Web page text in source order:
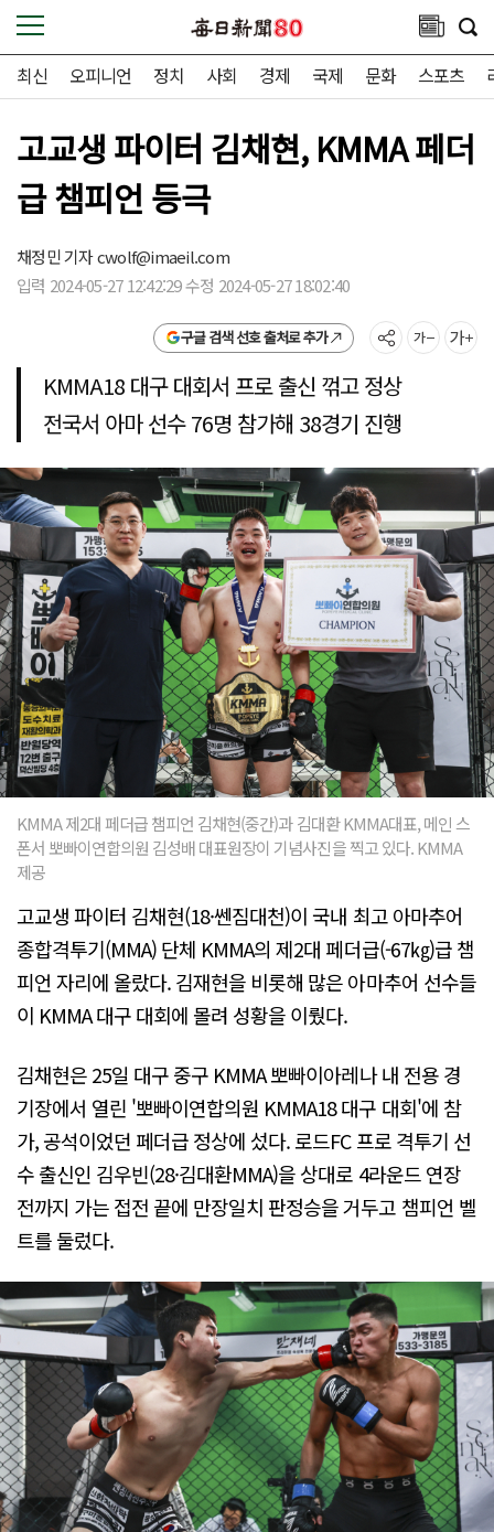
최신 오피니언 정치 사회 경제 국제 문화 스포츠
고교생 파이터 김채현, KMMA 페더
급 챔피언 등극
채정민 기자cwolf@imaeil.com
입력 2024-05-27 12:42:29 수정 2024-05-27 18:02:40
구글 검색 선호 출처로 추가
KMMA18 대구 대회서 프로 출신 꺾고 정상
전국서 아마 선수 76명 참가해 38경기 진행
KMMA 제2대 페더급 챔피언 김채현(중간)과 김대환 KMMA대표, 메인 스
폰서 뽀빠이연합의원 김성배 대표원장이 기념사진을 찍고 있다. KMMA
제공
고교생 파이터 김채현(18·쎈짐대천)이 국내 최고 아마추어
종합격투기(MMA) 단체 KMMA의 제2대 페더급(-67㎏)급 챔
피언 자리에 올랐다. 김재현을 비롯해 많은 아마추어 선수들
이 KMMA 대구 대회에 몰려 성황을 이뤘다.
김채현은 25일 대구 중구 KMMA 뽀빠이아레나 내 전용 경
기장에서 열린 '뽀빠이연합의원 KMMA18 대구 대회'에 참
가, 공석이었던 페더급 정상에 섰다. 로드FC 프로 격투기 선
수 출신인 김우빈(28·김대환MMA)을 상대로 4라운드 연장
전까지 가는 접전 끝에 만장일치 판정승을 거두고 챔피언 벨
트를 둘렀다.